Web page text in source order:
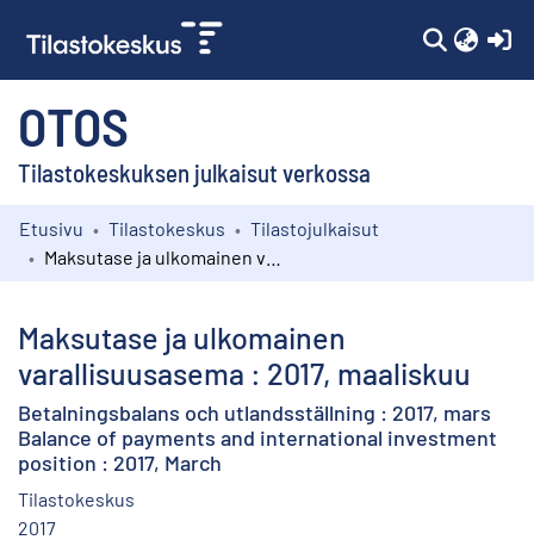
OTOS
Tilastokeskuksen julkaisut verkossa
Kokoelmat
Etusivu Tilastokeskus
Tilastojulkaisut
Maksutase ja ulkomainen
varallisuusasema : 2017, maaliskuu
Betalningsbalans och utlandsställning : 2017, mars
Balance of payments and international investment
position : 2017, March
Tilastokeskus
2017